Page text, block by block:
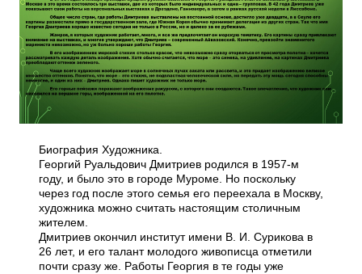
Биография Художника.
Георгий Руальдович Дмитриев родился в 1957-м
году, и было это в городе Муроме. Но поскольку
через год после этого семья его переехала в Москву,
художника можно считать настоящим столичным
жителем.
Дмитриев окончил институт имени В. И. Сурикова в
26 лет, и его талант молодого живописца отметили
почти сразу же. Работы Георгия в те годы уже